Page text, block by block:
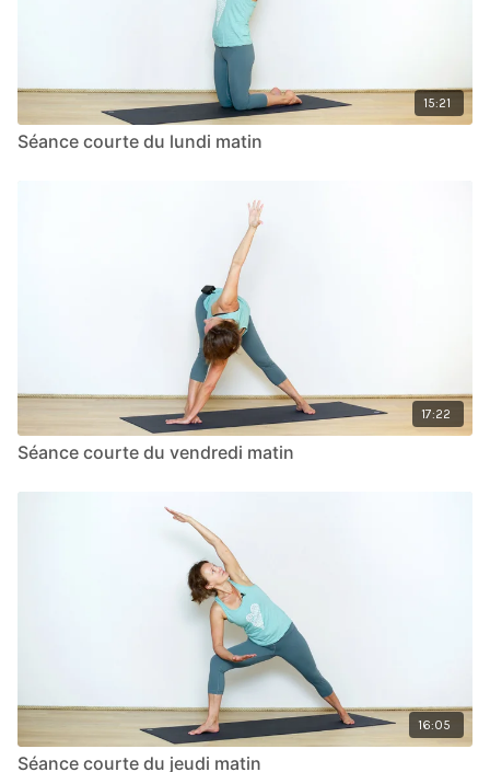
15:21
Séance courte du lundi matin
17:22
Séance courte du vendredi matin
16:05
Séance courte du jeudi matin